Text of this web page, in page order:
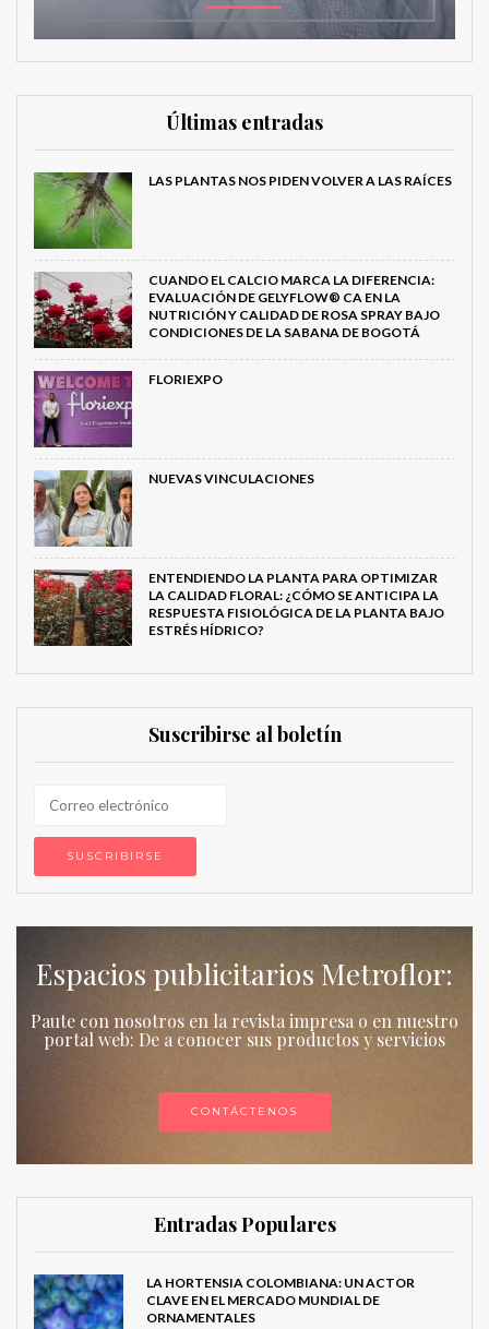
Últimas entradas
LAS PLANTAS NOS PIDEN VOLVER A LAS RAÍCES
CUANDO EL CALCIO MARCA LA DIFERENCIA:
EVALUACIÓN DE GELYFLOW® CA EN LA
NUTRICIÓN Y CALIDAD DE ROSA SPRAY BAJO
CONDICIONES DE LA SABANA DE BOGOTÁ
FLORIEXPO
NUEVAS VINCULACIONES
ENTENDIENDO LA PLANTA PARA OPTIMIZAR
LA CALIDAD FLORAL: ¿CÓMO SE ANTICIPA LA
RESPUESTA FISIOLÓGICA DE LA PLANTA BAJO
ESTRÉS HÍDRICO?
Suscribirse al boletín
Espacios publicitarios Metroflor:
Paute con nosotros en la revista impresa o en nuestro
portal web: De a conocer sus productos y servicios
CONTÁCTENOS
Entradas Populares
LA HORTENSIA COLOMBIANA: UN ACTOR
CLAVE EN EL MERCADO MUNDIAL DE
ORNAMENTALES